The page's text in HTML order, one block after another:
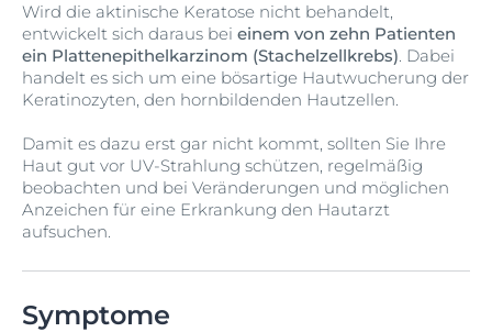
Wird die aktinische Keratose nicht behandelt,
entwickelt sich daraus bei einem von zehn Patienten
ein Plattenepithelkarzinom (Stachelzellkrebs). Dabei
handelt es sich um eine bösartige Hautwucherung der
Keratinozyten, den hornbildenden Hautzellen.
Damit es dazu erst gar nicht kommt, sollten Sie Ihre
Haut gut vor UV-Strahlung schützen, regelmäßig
beobachten und bei Veränderungen und möglichen
Anzeichen für eine Erkrankung den Hautarzt
aufsuchen.
Symptome